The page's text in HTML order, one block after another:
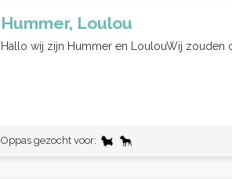
Hummer, Loulou
Hallo wij zijn Hummer en LoulouWij zouden
Oppas gezocht voor: